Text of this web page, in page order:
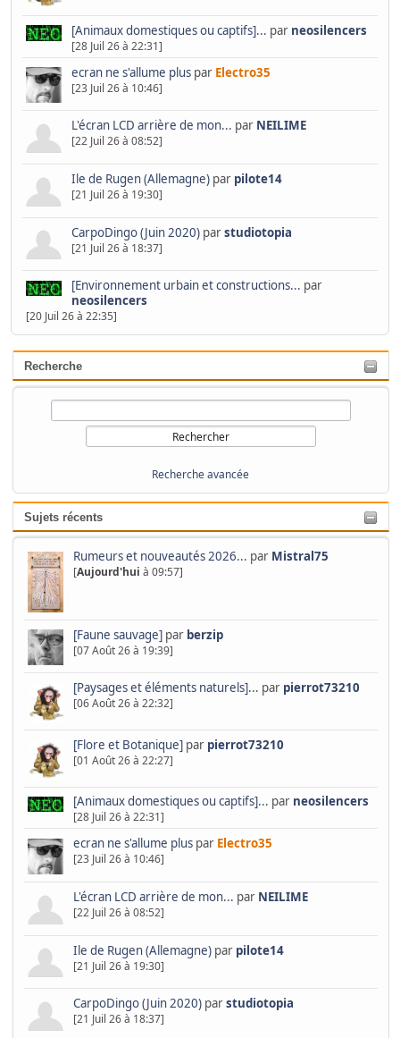
Recherche
Recherche avancée
Sujets récents
Rumeurs et nouveautés 2026... par Mistral75
[Aujourd'hui à 09:57]
[Faune sauvage] par berzip
[07 Août 26 à 19:39]
[Paysages et éléments naturels]... par pierrot73210
[06 Août 26 à 22:32]
[Flore et Botanique]par pierrot73210
[01 Août 26 à 22:27]
[Animaux domestiques ou captifs]... par neosilencers
[28 Juil 26 à 22:31]
ecran ne s'allume pluspar Electro35
[23 Juil 26 à 10:46]
L'écran LCD arrière de mon... par NEILIME
[22 Juil 26 à 08:52]
Ile de Rugen (Allemagne)par pilote14
[21 Juil 26 à 19:30]
CarpoDingo (Juin 2020)parstudiotopia
[21 Juil 26 à 18:37]
[Animaux domestiques ou captifs]... par neosilencers
[28 Juil 26 à 22:31]
ecran ne s'allume pluspar Electro35
[23 Juil 26 à 10:46]
L'écran LCD arrière de mon... par NEILIME
[22 Juil 26 à 08:52]
Ile de Rugen (Allemagne)par pilote14
[21 Juil 26 à 19:30]
CarpoDingo (Juin 2020)parstudiotopia
[21 Juil 26 à 18:37]
[Environnement urbain et constructions... par
neosilencers
[20 Juil 26 à 22:35]